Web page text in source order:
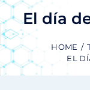
El día
HOME
EL